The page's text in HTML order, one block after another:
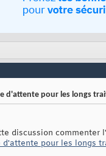
d'attente pour les longs
discussion commenter
d'attente pour les longs